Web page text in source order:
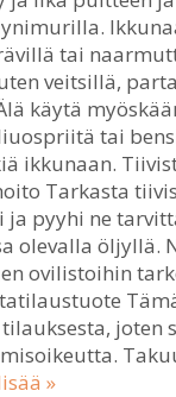
tai
veitsillä,
käytä
tai
ikkunaan.
Tarkasta
ja pyyhi ne
olevalla öljyllä.
ovilistoihin
joten
»